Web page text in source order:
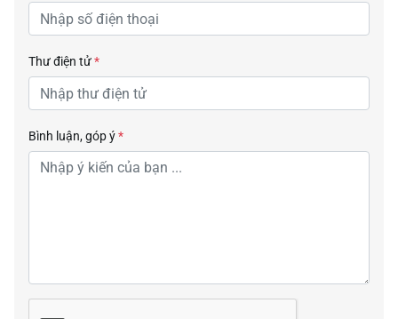
Thư điện tử*
Bình luận, góp ý*